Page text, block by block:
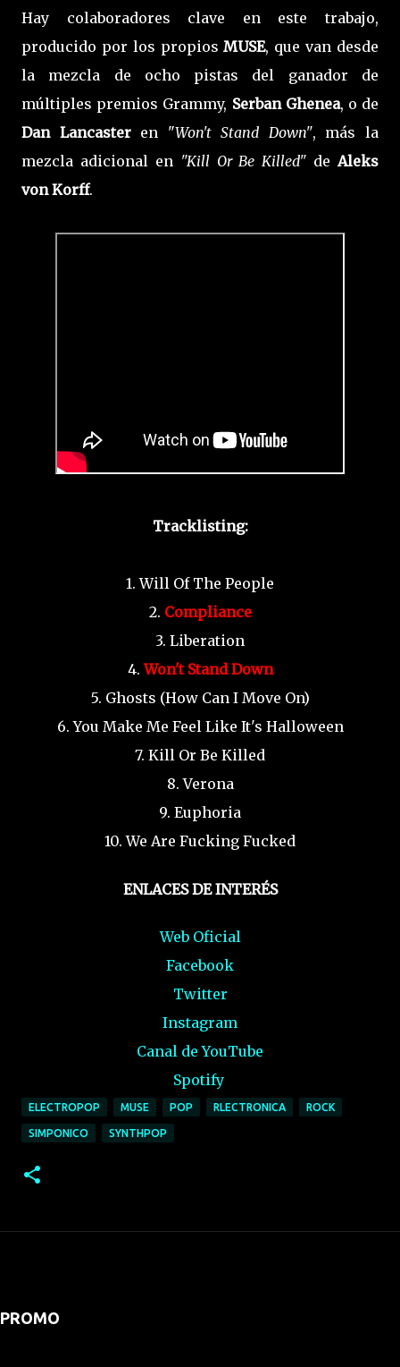
Hay colaboradores clave en este trabajo,
producido por los propiosMUSE, que van desde
la mezcla de ocho pistas del ganador de
múltiples premios Grammy, Serban Ghenea, o de
Dan Lancaster en "Won't Stand Down", más la
mezcla adicional en "Kill Or Be Killed" deAleks
von Korff.
Tracklisting:
1. Will Of The People
2. Compliance
3. Liberation
4.Won't Stand Down
5. Ghosts (How Can I Move On)
6. You Make Me Feel Like It's Halloween
7. Kill Or Be Killed
8. Verona
9. Euphoria
10. We Are Fucking Fucked
ENLACES DE INTERÉS
Web Oficial
Facebook
Twitter
Instagram
Canal de YouTube
Spotify
ELECTROPOP MUSE POP RLECTRONICA ROCK
SIMPONICO SYNTHPOP
PROMO